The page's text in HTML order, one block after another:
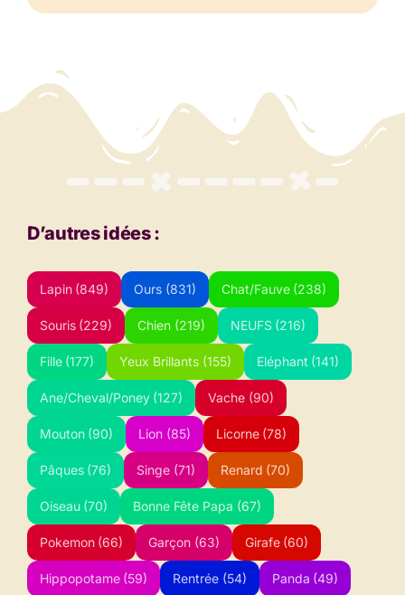
D’autres idées :
Lapin (849) Ours (831) Chat/Fauve (238)
Souris (229) Chien (219) NEUFS (216)
Fille (177) Yeux Brillants (155) Eléphant (141)
Ane/Cheval/Poney (127) Vache (90)
Mouton (90) Lion (85) Licorne (78)
Pâques (76) Singe (71) Renard (70)
Oiseau (70) Bonne Fête Papa (67)
Pokemon (66) Garçon (63) Girafe (60)
Hippopotame (59) Rentrée (54) Panda (49)